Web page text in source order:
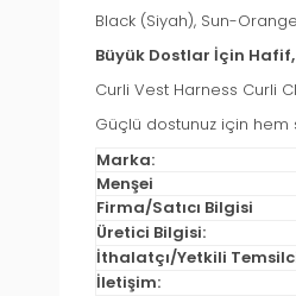
Black (Siyah), Sun-
Büyük Dostlar İçin Hafif,
Curli Vest Harness Curli
Güçlü dostunuz için hem
Marka:
Menşei
Firma/Satıcı Bilgisi
Üretici Bilgisi:
İthalatçı/Yetkili
İletişim: